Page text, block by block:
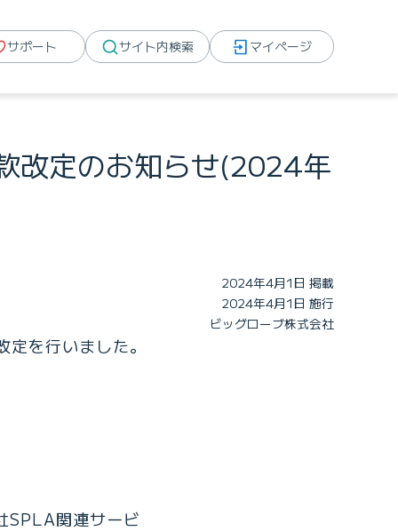
サポート サイト内検索 マイページ
改定のお知らせ(2024年
2024年4月1日 掲載
2024年4月1日 施行
ビッグローブ株式会社
を行いました。
SPLA関連サービ